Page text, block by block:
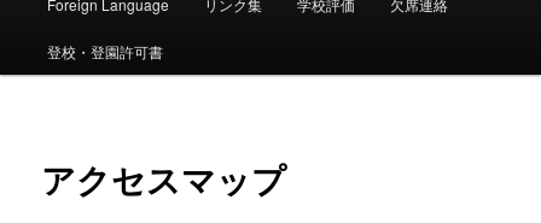
登校・登園許可書
アクセスマップ